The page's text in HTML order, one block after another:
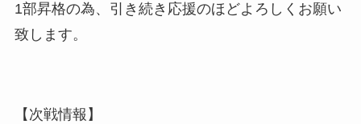
1部昇格の為、引き続き応援のほどよろしくお願い
致します。
【次戦情報】